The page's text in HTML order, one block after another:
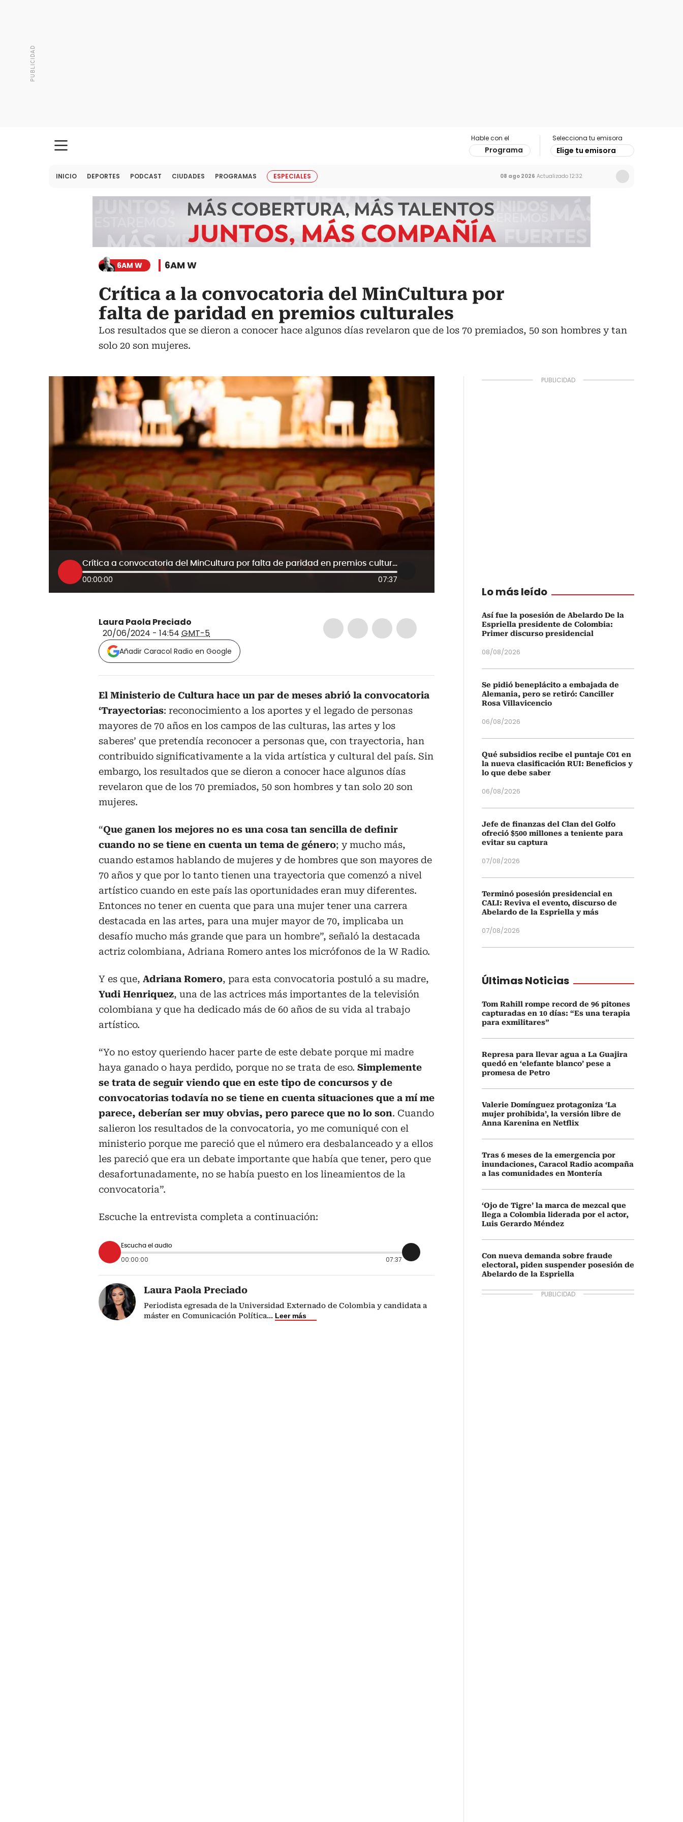
Hable con el
Programa
Selecciona tu emisora
Elige tu emisora
INICIO DEPORTES PODCAST CIUDADES PROGRAMAS ESPECIALES 08 ago 2026 Actualizado 12:32
6AM W 6AM W
Crítica a la convocatoria del MinCultura por
falta de paridad en premios culturales
Los resultados que se dieron a conocer hace algunos días revelaron que de los 70 premiados, 50 son hombres y tan
solo 20 son mujeres.
Crítica a convocatoria del MinCultura por falta de paridad en premios culturales
00:00:00 07:37
Laura Paola Preciado
20/06/2024 - 14:54 GMT-5
Añadir Caracol Radio en Google
El Ministerio de Cultura hace un par de meses abrió la convocatoria
‘Trayectorias: reconocimiento a los aportes y el legado de personas
mayores de 70 años en los campos de las culturas, las artes y los
saberes’ que pretendía reconocer a personas que, con trayectoria, han
contribuido significativamente a la vida artística y cultural del país. Sin
embargo, los resultados que se dieron a conocer hace algunos días
revelaron que de los 70 premiados, 50 son hombres y tan solo 20 son
mujeres.
“Que ganen los mejores no es una cosa tan sencilla de definir
cuando no se tiene en cuenta un tema de género; y mucho más,
cuando estamos hablando de mujeres y de hombres que son mayores de
70 años y que por lo tanto tienen una trayectoria que comenzó a nivel
artístico cuando en este país las oportunidades eran muy diferentes.
Entonces no tener en cuenta que para una mujer tener una carrera
destacada en las artes, para una mujer mayor de 70, implicaba un
desafío mucho más grande que para un hombre”, señaló la destacada
actriz colombiana, Adriana Romero antes los micrófonos de la W Radio.
Y es que, Adriana Romero, para esta convocatoria postuló a su madre,
Yudi Henriquez, una de las actrices más importantes de la televisión
colombiana y que ha dedicado más de 60 años de su vida al trabajo
artístico.
“Yo no estoy queriendo hacer parte de este debate porque mi madre
haya ganado o haya perdido, porque no se trata de eso. Simplemente
se trata de seguir viendo que en este tipo de concursos y de
convocatorias todavía no se tiene en cuenta situaciones que a mí me
parece, deberían ser muy obvias, pero parece que no lo son. Cuando
salieron los resultados de la convocatoria, yo me comuniqué con el
ministerio porque me pareció que el número era desbalanceado y a ellos
les pareció que era un debate importante que había que tener, pero que
desafortunadamente, no se había puesto en los lineamientos de la
convocatoria”.
Escuche la entrevista completa a continuación:
Escucha el audio
00:00:00 07:37
Laura Paola Preciado
Periodista egresada de la Universidad Externado de Colombia y candidata a
máster en Comunicación Política... Leer más
Lo más leído
Así fue la posesión de Abelardo De la
Espriella presidente de Colombia:
Primer discurso presidencial
08/08/2026
Se pidió beneplácito a embajada de
Alemania, pero se retiró: Canciller
Rosa Villavicencio
06/08/2026
Qué subsidios recibe el puntaje C01 en
la nueva clasificación RUI: Beneficios y
lo que debe saber
06/08/2026
Jefe de finanzas del Clan del Golfo
ofreció $500 millones a teniente para
evitar su captura
07/08/2026
Terminó posesión presidencial en
CALI: Reviva el evento, discurso de
Abelardo de la Espriella y más
07/08/2026
Últimas Noticias
Tom Rahill rompe record de 96 pitones
capturadas en 10 días: “Es una terapia
para exmilitares”
Represa para llevar agua a La Guajira
quedó en ‘elefante blanco’ pese a
promesa de Petro
Valerie Domínguez protagoniza ‘La
mujer prohibida’, la versión libre de
Anna Karenina en Netflix
Tras 6 meses de la emergencia por
inundaciones, Caracol Radio acompaña
a las comunidades en Montería
‘Ojo de Tigre’ la marca de mezcal que
llega a Colombia liderada por el actor,
Luis Gerardo Méndez
Con nueva demanda sobre fraude
electoral, piden suspender posesión de
Abelardo de la Espriella